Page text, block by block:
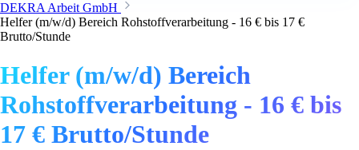
DEKRA Arbeit GmbH
Helfer (m/w/d) Bereich Rohstoffverarbeitung - 16 € bis 17 €
Brutto/Stunde
Helfer (m/w/d) Bereich
Rohstoffverarbeitung - 16 € bis
17 € Brutto/Stunde